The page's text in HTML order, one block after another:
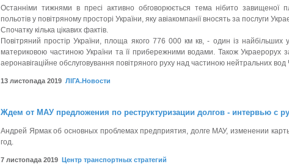
Останніми тижнями в пресі активно обговорюється тема нібито завищеної
польотів у повітряному просторі України, яку авіакомпанії вносять за послуги
Спочатку кілька цікавих фактів.
Повітряний простір України, площа якого 776 000 км кв, - один із найбільших
материковою частиною України та її прибережними водами. Також Украерорух
аеронавігаційне обслуговування повітряного руху над частиною нейтральних
13 листопада 2019 ЛІГА.Новости
Ждем от МАУ предложения по реструктуризации долгов - интервью с
Андрей Ярмак об основных проблемах предприятия, долге МАУ, изменении
год.
7 листопада 2019 Центр транспортных стратегий